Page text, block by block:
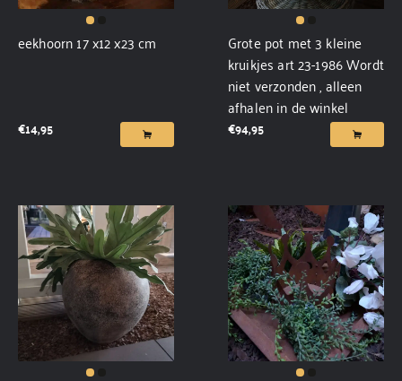
eekhoorn 17 x12 x23 cm
€14,95
Grote pot met 3 kleine
kruikjes art 23-1986 Wordt
niet verzonden , alleen
afhalen in de winkel
€94,95